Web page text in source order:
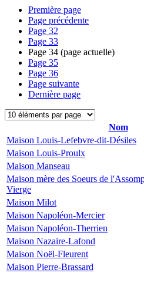
Première page
Page précédente
Page 32
Page 33
Page 34 (page actuelle)
Page 35
Page 36
Page suivante
Dernière page
Nom
Maison Louis-Lefebvre-dit-Désiles
Maison Louis-Proulx
Maison Manseau
Maison mère des Soeurs de
Vierge
Maison Milot
Maison Napoléon-Mercier
Maison Napoléon-Therrien
Maison Nazaire-Lafond
Maison Noël-Fleurent
Maison Pierre-Brassard